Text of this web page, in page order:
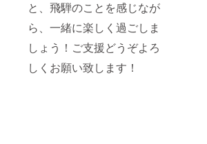
と、飛騨のことを感じなが
ら、一緒に楽しく過ごしま
しょう！ご支援どうぞよろ
しくお願い致します！